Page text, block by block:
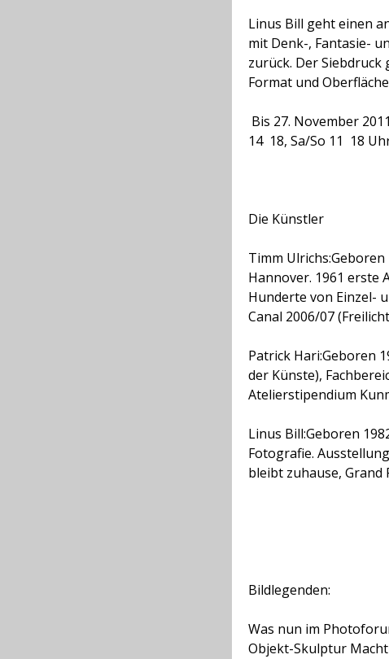
Linus Bill geht einen
mit Denk-, Fantasie-
zurück. Der Siebdruck
Format und
Bis 27. November
14  18, Sa/So 11  18
Die Künstler
Timm Ulrichs:Geboren
Hannover. 1961 erste
Hunderte von Einzel-
Canal 2006/07
Patrick Hari:Geboren
der Künste),
Atelierstipendium
Linus Bill:Geboren
Fotografie.
bleibt zuhause,
Bildlegenden:
Was nun im
Objekt-Skulptur